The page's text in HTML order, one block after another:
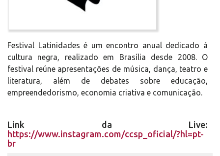
Festival Latinidades é um encontro anual dedicado á
cultura negra, realizado em Brasília desde 2008. O
festival reúne apresentações de música, dança, teatro e
literatura, além de debates sobre educação,
empreendedorismo, economia criativa e comunicação.
Link da Live:
https://www.instagram.com/ccsp_oficial/?hl=pt-
br